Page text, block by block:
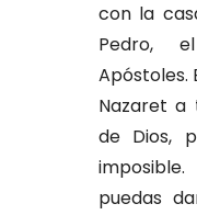
con la
Pedro,
Apóstoles.
Nazaret
de Dios,
puedas